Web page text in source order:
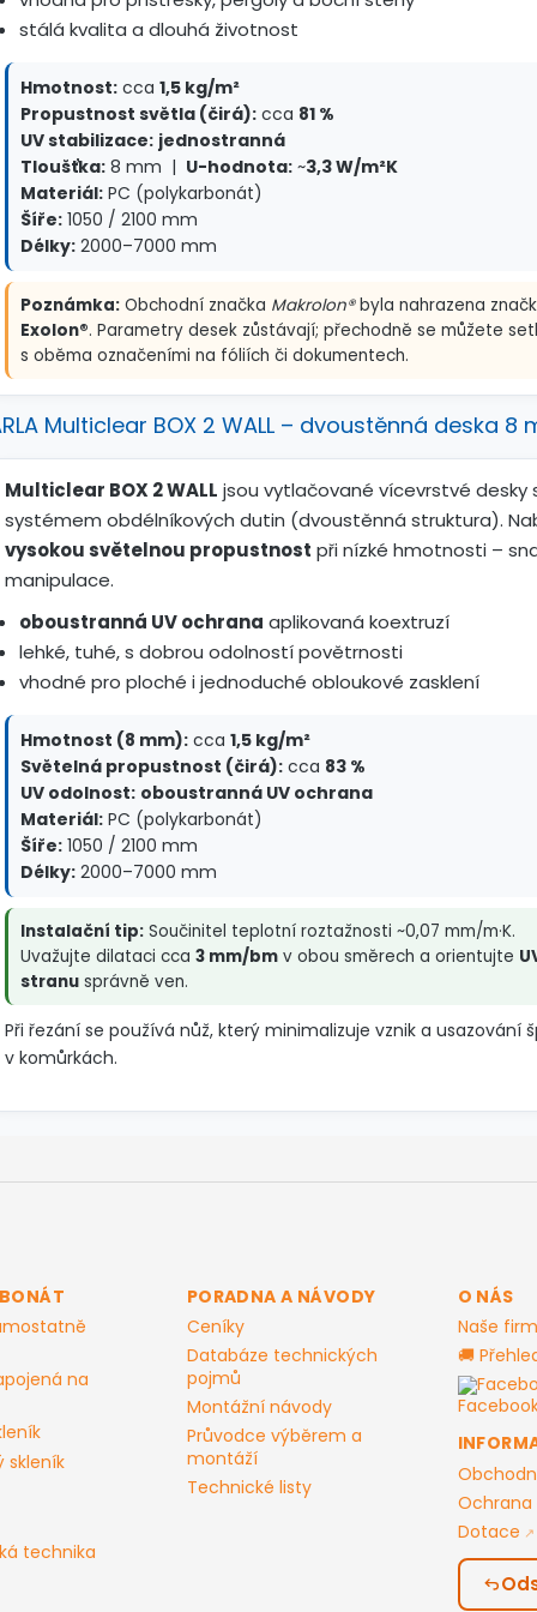
stálá kvalita a dlouhá životnost
Hmotnost: cca 1,5 kg/m²
Propustnost světla (čirá): cca 81 %
UV stabilizace: jednostranná
Tloušťka: 8 mm | U-hodnota: ~3,3 W/m²K
Materiál: PC (polykarbonát)
Šíře: 1050 / 2100 mm
Délky: 2000–7000 mm
Poznámka: Obchodní značka Makrolon®byla nahrazena
Exolon®. Parametry desek zůstávají; přechodně se můžete
s oběma označeními na fóliích či dokumentech.
Multiclear BOX 2 WALL – dvoustěnná deska 8
Multiclear BOX 2 WALL jsou vytlačované vícevrstvé desky
systémem obdélníkových dutin (dvoustěnná struktura).
vysokou světelnou propustnost při nízké hmotnosti –
manipulace.
oboustranná UV ochrana aplikovaná koextruzí
lehké, tuhé, s dobrou odolností povětrnosti
vhodné pro ploché i jednoduché obloukové zasklení
Hmotnost (8 mm): cca 1,5 kg/m²
Světelná propustnost (čirá): cca 83 %
UV odolnost: oboustranná UV ochrana
Materiál: PC (polykarbonát)
Šíře: 1050 / 2100 mm
Délky: 2000–7000 mm
Instalační tip: Součinitel teplotní roztažnosti ~0,07 mm/m·K.
Uvažujte dilataci cca 3 mm/bm v obou směrech a orientujte
stranu správně ven.
Při řezání se používá nůž, který minimalizuje vznik a usazování
v komůrkách.
na
skleník
technika
PORADNA A NÁVODY
Ceníky
Databáze technických
pojmů
Montážní návody
Průvodce výběrem a
montáží
Technické listy
O NÁS
Naše
🚚
Ochrana
Dotace